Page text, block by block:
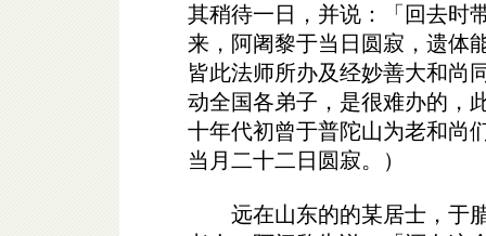
其稍待一日，并说：「回去时
来，阿阇黎于当日圆寂，遗体
皆此法师所办及经妙善大和尚
动全国各弟子，是很难办的，
十年代初曾于普陀山为老和尚
当月二十二日圆寂。）
远在山东的的某居士，于腊